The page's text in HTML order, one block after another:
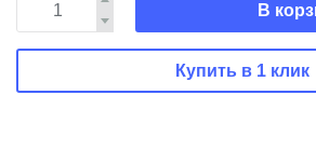
В
Купить в 1 клик